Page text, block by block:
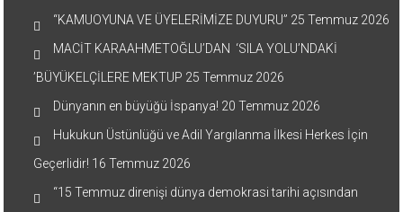
“KAMUOYUNA VE ÜYELERİMİZE DUYURU” 25 Temmuz 2026
MACİT KARAAHMETOĞLU’DAN ‘SILA YOLU’NDAKİ
’BÜYÜKELÇİLERE MEKTUP 25 Temmuz 2026
Dünyanın en büyüğü İspanya! 20 Temmuz 2026
Hukukun Üstünlüğü ve Adil Yargılanma İlkesi Herkes İçin
Geçerlidir! 16 Temmuz 2026
“15 Temmuz direnişi dünya demokrasi tarihi açısından